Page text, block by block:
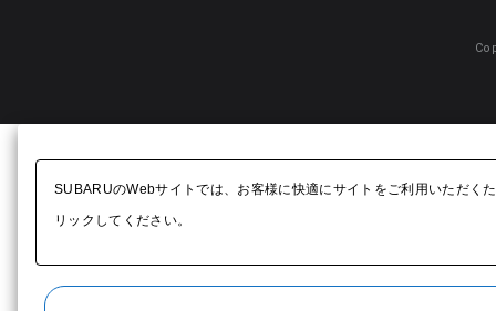
SUBARUのWebサイトでは、お客様に快適にサイトをご利用いただく
リックしてください。​